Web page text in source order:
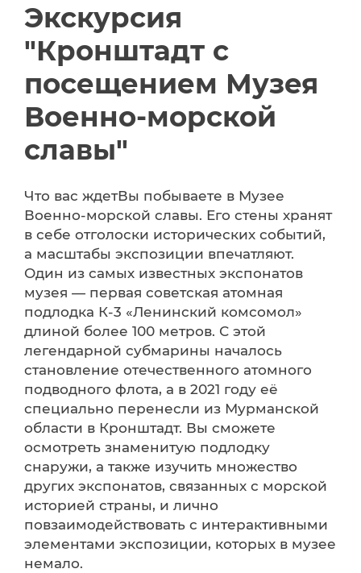
Экскурсия
"Кронштадт с
посещением Музея
Военно-морской
славы"
Что вас ждетВы побываете в Музее
Военно-морской славы. Его стены хранят
в себе отголоски исторических событий,
а масштабы экспозиции впечатляют.
Один из самых известных экспонатов
музея — первая советская атомная
подлодка К-3 «Ленинский комсомол»
длиной более 100 метров. С этой
легендарной субмарины началось
становление отечественного атомного
подводного флота, а в 2021 году её
специально перенесли из Мурманской
области в Кронштадт. Вы сможете
осмотреть знаменитую подлодку
снаружи, а также изучить множество
других экспонатов, связанных с морской
историей страны, и лично
повзаимодействовать с интерактивными
элементами экспозиции, которых в музее
немало.